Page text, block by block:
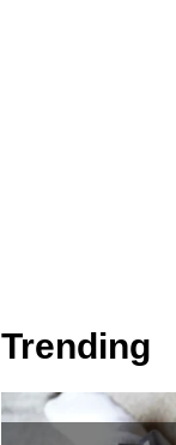
Trending